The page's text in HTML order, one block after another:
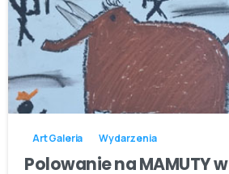
Art Galeria Wydarzenia
Polowanie na MAMUTY